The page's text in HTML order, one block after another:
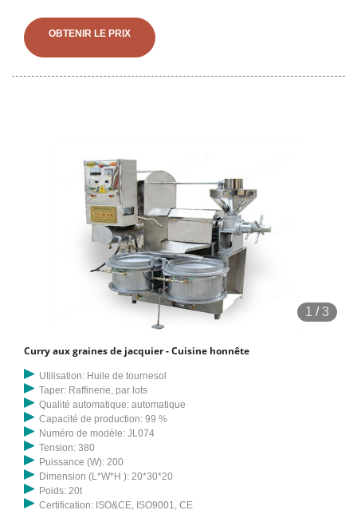
OBTENIR LE PRIX
1 /3
Curry aux graines de jacquier - Cuisine honnête
Utilisation: Huile de tournesol
Taper: Raffinerie, par lots
Qualité automatique: automatique
Capacité de production: 99 %
Numéro de modèle: JL074
Tension: 380
Puissance (W): 200
Dimension (L*W*H ): 20*30*20
Poids: 20t
Certification: ISO&CE, ISO9001, CE